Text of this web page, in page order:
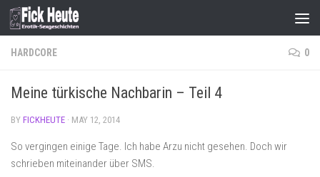
Skip to content
HARDCORE 0
Meine türkische Nachbarin – Teil 4
BY FICKHEUTE · MAY 12, 2014
So vergingen einige Tage. Ich habe Arzu nicht gesehen. Doch wir
schrieben miteinander über SMS.